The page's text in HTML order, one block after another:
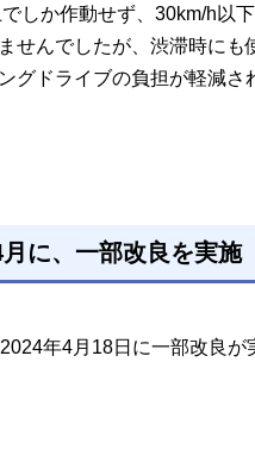
しか作動せず、30km/h以
せんでしたが、渋滞時にも
グドライブの負担が軽減さ
に、一部改良を実施
年4月18日に一部改良が